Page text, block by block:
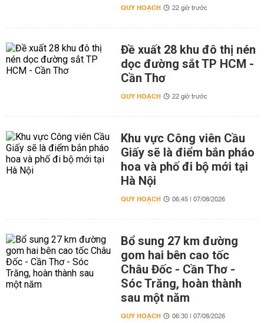
QUY HOẠCH 22 giờ trước
Đề xuất 28 khu đô thị nén
dọc đường sắt TP HCM -
Cần Thơ
QUY HOẠCH 22 giờ trước
Khu vực Công viên Cầu
Giấy sẽ là điểm bắn pháo
hoa và phố đi bộ mới tại
Hà Nội
QUY HOẠCH 06:45 | 07/08/2026
Bổ sung 27 km đường
gom hai bên cao tốc
Châu Đốc - Cần Thơ -
Sóc Trăng, hoàn thành
sau một năm
QUY HOẠCH 06:30 | 07/08/2026